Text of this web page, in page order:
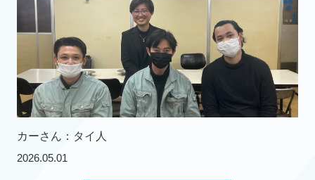
カーさん：タイ人
2026.05.01